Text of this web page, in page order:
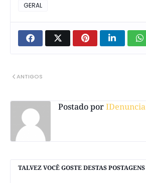
GERAL
ANTIGOS
Postado porIDenuncia
TALVEZ VOCÊ GOSTE DESTAS POSTAGENS